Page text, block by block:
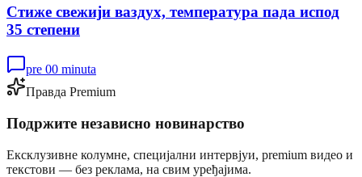
Стиже свежији ваздух, температура пада испод
35 степени
pre 00 minuta
Правда Premium
Подржите независно новинарство
Ексклузивне колумне, специјални интервјуи, premium видео и
текстови — без реклама, на свим уређајима.